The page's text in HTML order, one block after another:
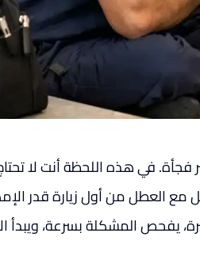
فجأة. في هذه اللحظة أنت لا
تصل فورًا وتتعامل مع العطل من أول
يفحص المشكلة بسرعة، ويبدأ